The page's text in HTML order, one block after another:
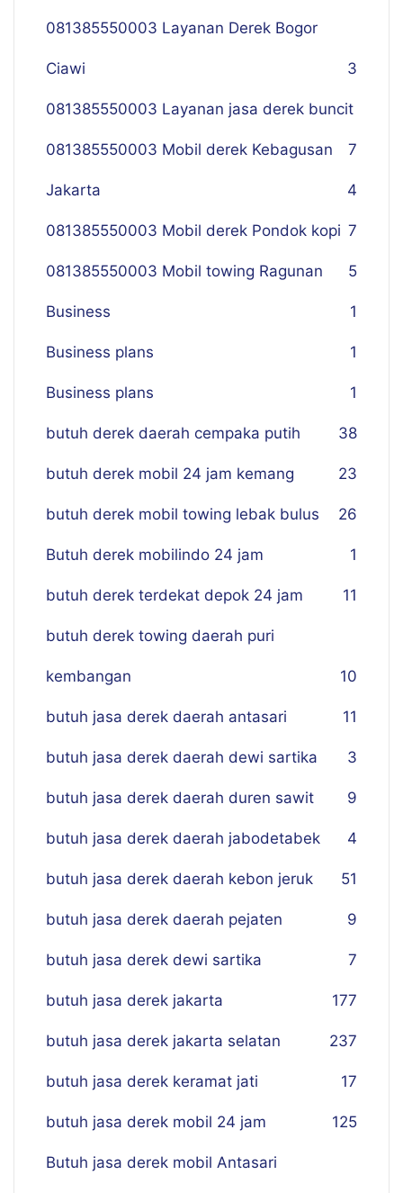
081385550003 Layanan Derek Bogor
Ciawi 3
081385550003 Layanan jasa derek buncit
7
081385550003 Mobil derek Kebagusan
Jakarta 4
081385550003 Mobil derek Pondok kopi 7
081385550003 Mobil towing Ragunan 5
Business 1
Business plans 1
Business plans 1
butuh derek daerah cempaka putih 38
butuh derek mobil 24 jam kemang 23
butuh derek mobil towing lebak bulus 26
Butuh derek mobilindo 24 jam 1
butuh derek terdekat depok 24 jam 11
butuh derek towing daerah puri
kembangan 10
butuh jasa derek daerah antasari 11
butuh jasa derek daerah dewi sartika 3
butuh jasa derek daerah duren sawit 9
butuh jasa derek daerah jabodetabek 4
butuh jasa derek daerah kebon jeruk 51
butuh jasa derek daerah pejaten 9
butuh jasa derek dewi sartika 7
butuh jasa derek jakarta 177
butuh jasa derek jakarta selatan 237
butuh jasa derek keramat jati 17
butuh jasa derek mobil 24 jam 125
Butuh jasa derek mobil Antasari